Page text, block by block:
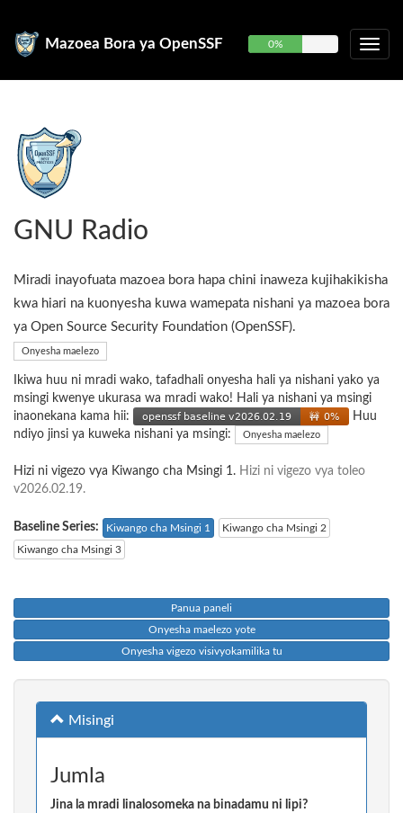
Mazoea Bora ya OpenSSF 0%
GNU Radio
Miradi inayofuata mazoea bora hapa chini inaweza kujihakikisha
kwa hiari na kuonyesha kuwa wamepata nishani ya mazoea bora
ya Open Source Security Foundation (OpenSSF).
Onyesha maelezo
Ikiwa huu ni mradi wako, tafadhali onyesha hali ya nishani yako ya
msingi kwenye ukurasa wa mradi wako! Hali ya nishani ya msingi
inaonekana kama hii:
Huu
ndiyo jinsi ya kuweka nishani ya msingi:
Onyesha maelezo
Hizi ni vigezo vya Kiwango cha Msingi 1. Hizi ni vigezo vya toleo
v2026.02.19.
Baseline Series: Kiwango cha Msingi 1
Kiwango cha Msingi 2
Kiwango cha Msingi 3
Panua paneli
Onyesha maelezo yote
Onyesha vigezo visivyokamilika tu
Misingi
Jumla
Jina la mradi linalosomeka na binadamu ni lipi?